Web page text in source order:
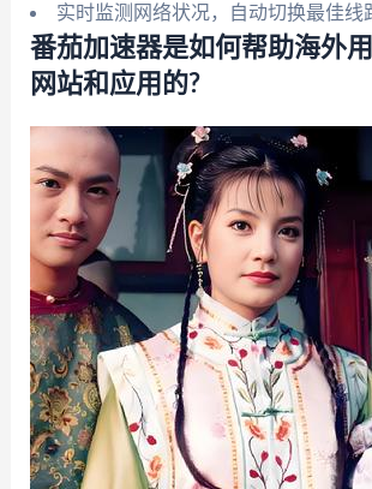
实时监测网络状况，自动切换最佳线
番茄加速器是如何帮助海外
网站和应用的?